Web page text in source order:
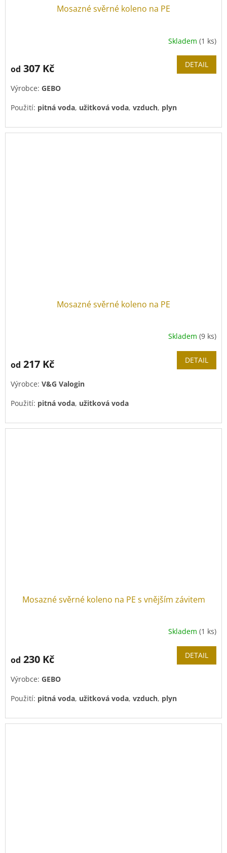
Mosazné svěrné koleno na PE
Skladem (1 ks)
od 307 Kč DETAIL
Výrobce: GEBO
Použití: pitná voda, užitková voda, vzduch, plyn
Mosazné svěrné koleno na PE
Skladem (9 ks)
od 217 Kč DETAIL
Výrobce: V&G Valogin
Použití: pitná voda, užitková voda
Mosazné svěrné koleno na PE s vnějším závitem
Skladem (1 ks)
od 230 Kč DETAIL
Výrobce: GEBO
Použití: pitná voda, užitková voda, vzduch, plyn